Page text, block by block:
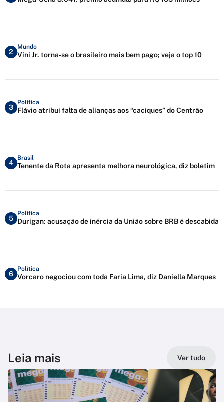
2
Mundo
Vini Jr. torna-se o brasileiro mais bem pago; veja o top 10
3
Política
Flávio atribui falta de alianças aos “caciques” do Centrão
4
Brasil
Tenente da Rota apresenta melhora neurológica, diz boletim
5
Política
Durigan: acusação de inércia da União sobre BRB é descabida
6
Política
Vorcaro negociou com toda Faria Lima, diz Daniella Marques
Leia mais Ver tudo